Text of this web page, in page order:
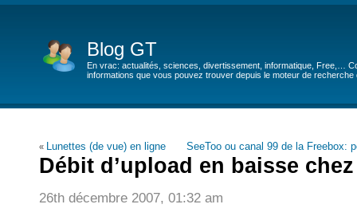
Blog GT
En vrac: actualités, sciences, divertissement, informatique, Free,…
informations que vous pouvez trouver depuis le moteur de recherche
« Lunettes (de vue) en ligne SeeToo ou canal 99 de la Freebox:
Débit d’upload en baisse
26th décembre 2007, 01:32 am